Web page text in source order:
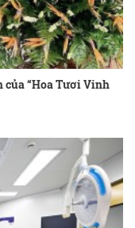
của “Hoa Tươi Vinh